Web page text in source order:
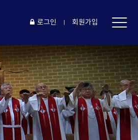
로그인 회원가입